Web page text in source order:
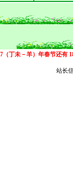
（丁未－羊）年春节还有
站长